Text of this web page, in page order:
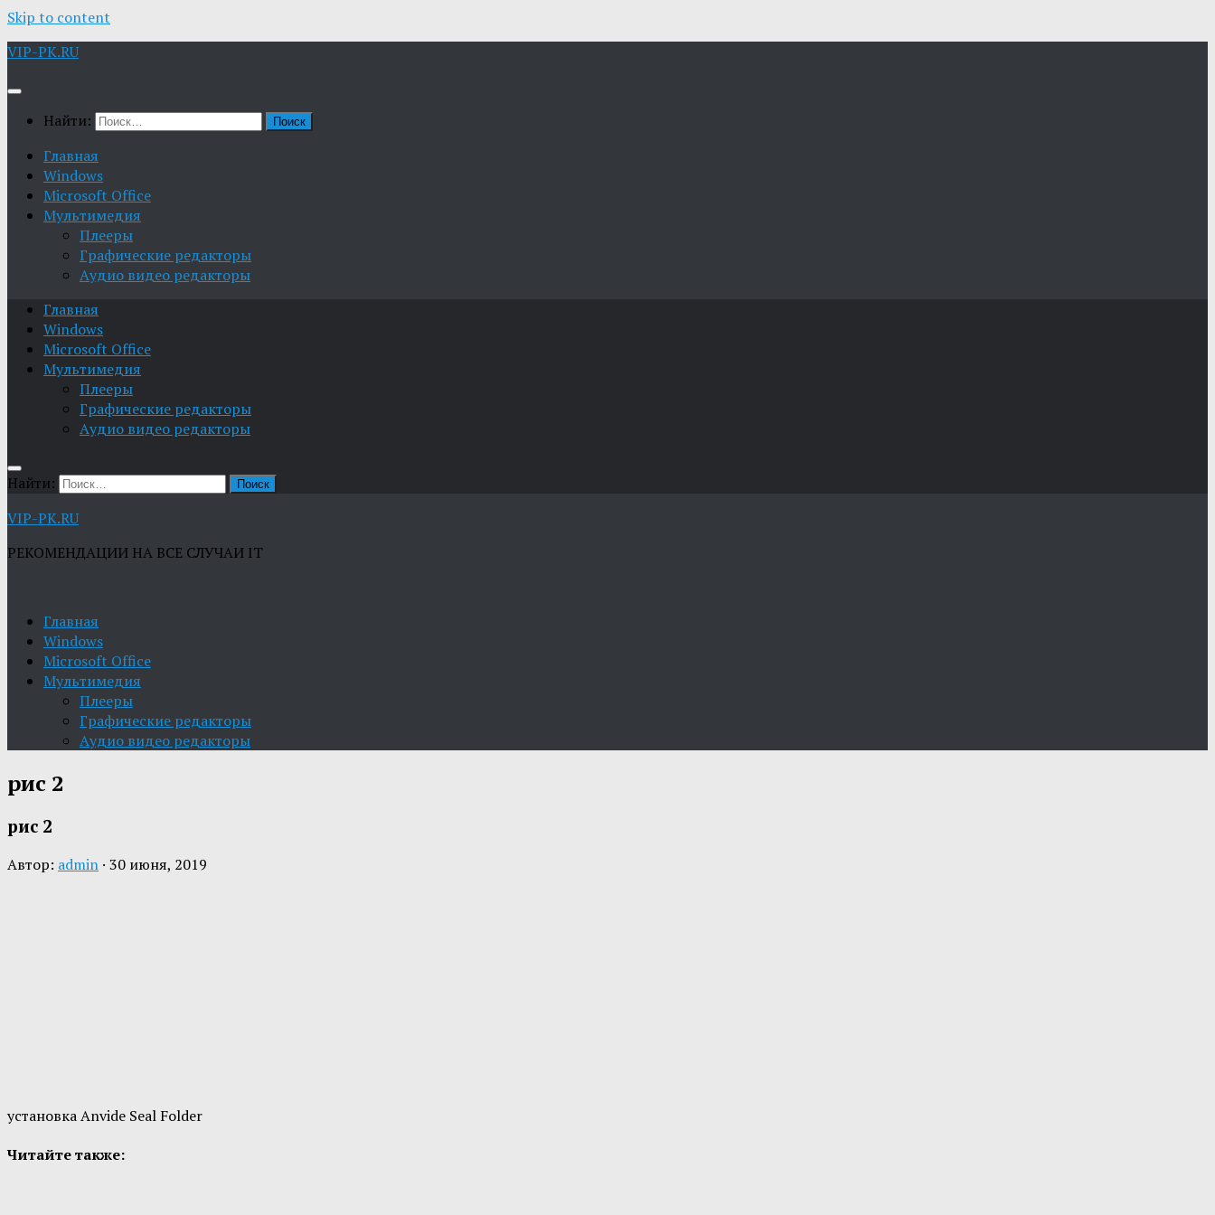
Skip to content
VIP-PK.RU
Найти:
Главная
Windows
Microsoft Office
Мультимедия
Плееры
Графические редакторы
Aудио видео редакторы
Главная
Windows
Microsoft Office
Мультимедия
Плееры
Графические редакторы
Aудио видео редакторы
Найти:
VIP-PK.RU
РЕКОМЕНДАЦИИ НА ВСЕ СЛУЧАИ IT
Главная
Windows
Microsoft Office
Мультимедия
Плееры
Графические редакторы
Aудио видео редакторы
рис 2
рис 2
Автор: admin · 30 июня, 2019
установка Anvide Seal Folder
Читайте также: